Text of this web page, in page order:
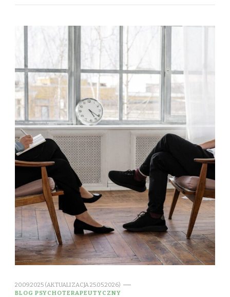
20.09.2025 (AKTUALIZACJA 25.05.2026)
BLOG PSYCHOTERAPEUTYCZNY